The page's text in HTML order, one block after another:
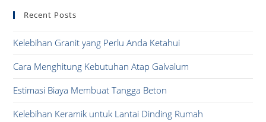
Recent Posts
Kelebihan Granit yang Perlu Anda Ketahui
Cara Menghitung Kebutuhan Atap Galvalum
Estimasi Biaya Membuat Tangga Beton
Kelebihan Keramik untuk Lantai Dinding Rumah